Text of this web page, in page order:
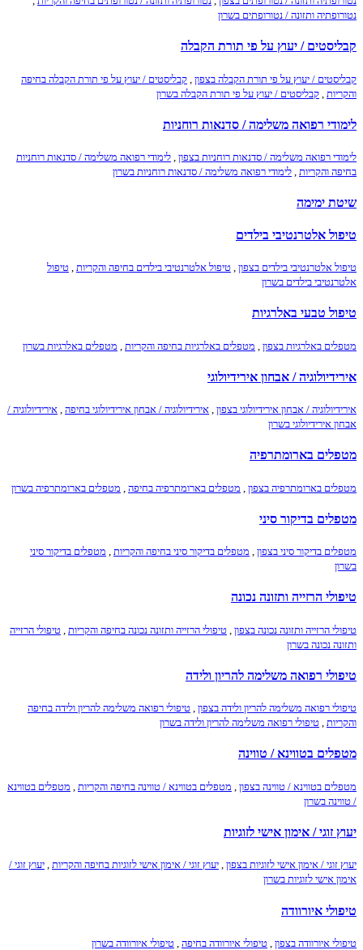
נטורופתיה ותזונה / נטורופתים בשרון
קבליסטים / יעוץ על פי תורת הקבלה
קבליסטים / יעוץ על פי תורת הקבלה בצפון קבליסטים / יעוץ על פי תורת הקבלה בחיפה
והקריות
קבליסטים / יעוץ על פי תורת הקבלה בשרון
לימודי רפואה משלימה / סדנאות רוחניות
לימודי רפואה משלימה / סדנאות רוחניות בצפון , לימודי רפואה משלימה / סדנאות רוחניות
בחיפה והקריות , לימודי רפואה משלימה / סדנאות רוחניות בשרון
שיטת ימימה
טיפול אלטרנטיבי בילדים
טיפול אלטרנטיבי בילדים בצפון , טיפול אלטרנטיבי בילדים בחיפה והקריות , טיפול
אלטרנטיבי בילדים בשרון
טיפול טבעי באלרגיות
מטפלים באלרגיות בצפון מטפלים באלרגיות בחיפה והקריות מטפלים באלרגיות בשרון
אירידיולוגיה / אבחון אירידיולוגי
אירידיולוגיה / אבחון אירידיולוגי בצפון , אירידיולוגיה / אבחון אירידיולוגי בחיפה , אירידיולוגיה /
אבחון אירידיולוגי בשרון
מטפלים בארומתרפיה
מטפלים בארומתרפיה בצפון מטפלים בארומתרפיה בחיפה מטפלים בארומתרפיה בשרון
מטפלים בדיקור סיני
מטפלים בדיקור סיני בצפון , מטפלים בדיקור סיני בחיפה והקריות , מטפלים בדיקור סיני
בשרון
טיפולי הרזייה ותזונה נכונה
טיפולי הרזייה ותזונה נכונה בצפון טיפולי הרזייה ותזונה נכונה בחיפה והקריות
טיפולי הרזייה
ותזונה נכונה בשרון
טיפולי רפואה משלימה להריון ולידה
טיפולי רפואה משלימה להריון ולידה בצפון , טיפולי רפואה משלימה להריון ולידה בחיפה
והקריות , טיפולי רפואה משלימה להריון ולידה בשרון
מטפלים בטווינא / טווינה
מטפלים בטווינא / טווינה בצפון מטפלים בטווינא / טווינה בחיפה והקריות
מטפלים בטווינא
/ טווינה בשרון
יעוץ זוגי / אימון אישי לזוגיות
יעוץ זוגי / אימון אישי לזוגיות בצפון , יעוץ זוגי / אימון אישי לזוגיות בחיפה והקריות , יעוץ זוגי /
אימון אישי לזוגיות בשרון
טיפולי איורוודה
טיפולי איורוודה בצפון טיפולי איורוודה בחיפה טיפולי איורוודה בשרון